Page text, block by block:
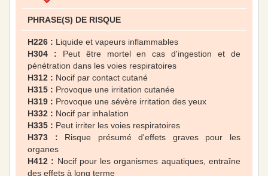
PHRASE(S) DE RISQUE
H226 : Liquide et vapeurs inflammables
H304 : Peut être mortel en cas d'ingestion et de
pénétration dans les voies respiratoires
H312 : Nocif par contact cutané
H315 : Provoque une irritation cutanée
H319 : Provoque une sévère irritation des yeux
H332 : Nocif par inhalation
H335 : Peut irriter les voies respiratoires
H373 : Risque présumé d'effets graves pour les
organes
H412 : Nocif pour les organismes aquatiques, entraîne
des effets à long terme